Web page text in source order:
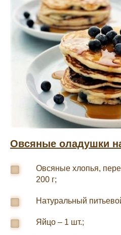
Овсяные оладушки
Овсяные хлопья,
200 г;
Натуральный
Яйцо – 1 шт.;